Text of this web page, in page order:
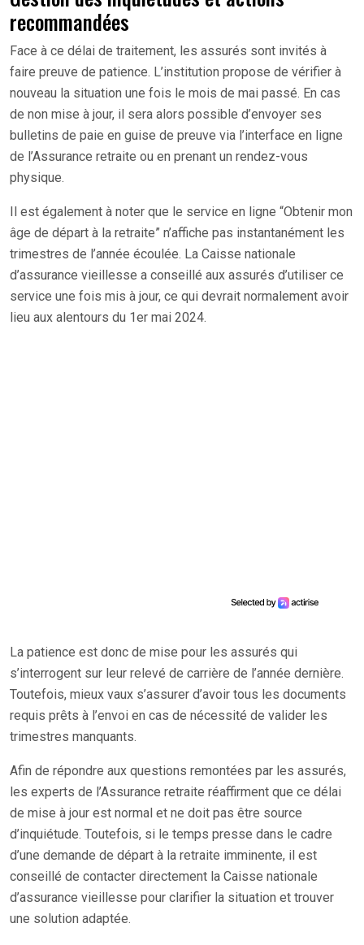
recommandées
Face à ce délai de traitement, les assurés sont invités à
faire preuve de patience. L’institution propose de vérifier à
nouveau la situation une fois le mois de mai passé. En cas
de non mise à jour, il sera alors possible d’envoyer ses
bulletins de paie en guise de preuve via l’interface en ligne
de l’Assurance retraite ou en prenant un rendez-vous
physique.
Il est également à noter que le service en ligne “Obtenir mon
âge de départ à la retraite” n’affiche pas instantanément les
trimestres de l’année écoulée. La Caisse nationale
d’assurance vieillesse a conseillé aux assurés d’utiliser ce
service une fois mis à jour, ce qui devrait normalement avoir
lieu aux alentours du 1er mai 2024.
La patience est donc de mise pour les assurés qui
s’interrogent sur leur relevé de carrière de l’année dernière.
Toutefois, mieux vaux s’assurer d’avoir tous les documents
requis prêts à l’envoi en cas de nécessité de valider les
trimestres manquants.
Afin de répondre aux questions remontées par les assurés,
les experts de l’Assurance retraite réaffirment que ce délai
de mise à jour est normal et ne doit pas être source
d’inquiétude. Toutefois, si le temps presse dans le cadre
d’une demande de départ à la retraite imminente, il est
conseillé de contacter directement la Caisse nationale
d’assurance vieillesse pour clarifier la situation et trouver
une solution adaptée.